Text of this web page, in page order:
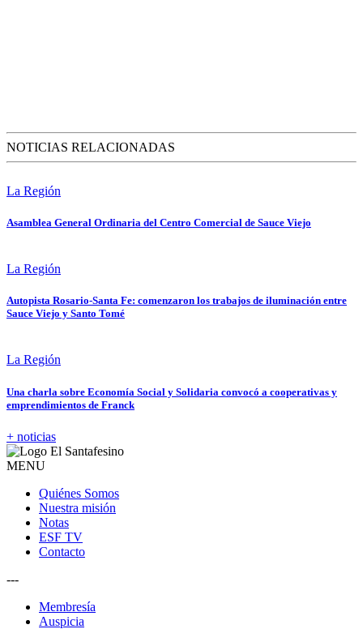
NOTICIAS RELACIONADAS
La Región
Asamblea General Ordinaria del Centro Comercial de Sauce Viejo
La Región
Autopista Rosario-Santa Fe: comenzaron los trabajos de iluminación entre
Sauce Viejo y Santo Tomé
La Región
Una charla sobre Economía Social y Solidaria convocó a cooperativas y
emprendimientos de Franck
+ noticias
MENU
Quiénes Somos
Nuestra misión
Notas
ESF TV
Contacto
---
Membresía
Auspicia